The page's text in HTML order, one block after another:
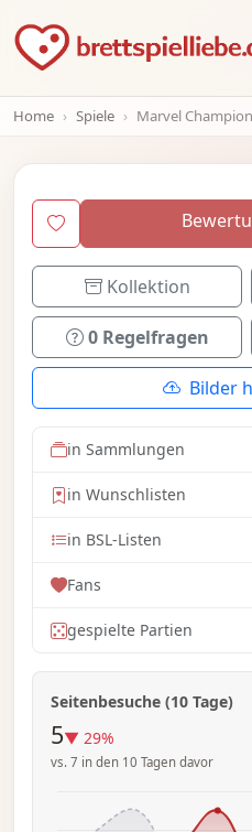
Home Spiele Marvel Champions: Das
Kollektion
0 Regelfragen
Bilder
in Sammlungen
in Wunschlisten
in BSL-Listen
Fans
gespielte Partien
Seitenbesuche (10 Tage)
5▼ 29%
vs. 7 in den 10 Tagen davor